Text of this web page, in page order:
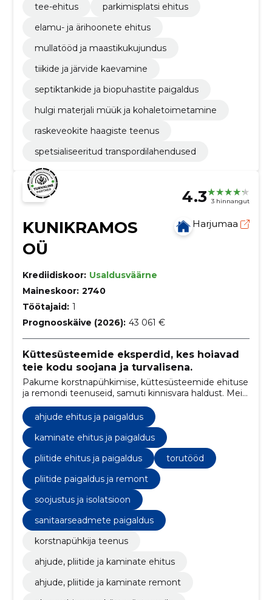
tee-ehitus
parkimisplatsi ehitus
elamu- ja ärihoonete ehitus
mullatööd ja maastikukujundus
tiikide ja järvide kaevamine
septiktankide ja biopuhastite paigaldus
hulgi materjali müük ja kohaletoimetamine
raskeveokite haagiste teenus
spetsialiseeritud transpordilahendused
4.3 3 hinnangut
KUNIKRAMOS
OÜ
Harjumaa
Krediidiskoor: Usaldusväärne
Maineskoor: 2740
Töötajaid: 1
Prognooskäive (2026): 43 061 €
Küttesüsteemide eksperdid, kes hoiavad
teie kodu soojana ja turvalisena.
Pakume korstnapühkimise, küttesüsteemide ehituse
ja remondi teenuseid, samuti kinnisvara haldust. Meie
spetsialistid tagavad teie kodu soojuse ja ohutuse.
ahjude ehitus ja paigaldus
kaminate ehitus ja paigaldus
pliitide ehitus ja paigaldus
torutööd
pliitide paigaldus ja remont
soojustus ja isolatsioon
sanitaarseadmete paigaldus
korstnapühkija teenus
ahjude, pliitide ja kaminate ehitus
ahjude, pliitide ja kaminate remont